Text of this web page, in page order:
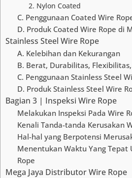
2. Nylon Coated
C. Penggunaan Coated Wire
D. Produk Coated Wire Rope di
Stainless Steel Wire Rope
A. Kelebihan dan Kekurangan
B. Berat, Durabilitas,
C. Penggunaan Stainless Steel
D. Produk Stainless Steel Wire
Bagian 3 | Inspeksi Wire Rope
Melakukan Inspeksi Pada Wire
Kenali Tanda-tanda Kerusakan
Hal-hal yang Berpotensi
Menentukan Waktu Yang Tepat
Rope
Mega Jaya Distributor Wire Rope